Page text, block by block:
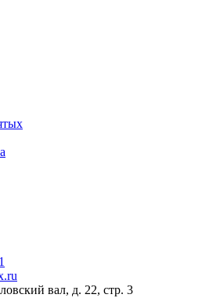
вал, д. 22, стр. 3